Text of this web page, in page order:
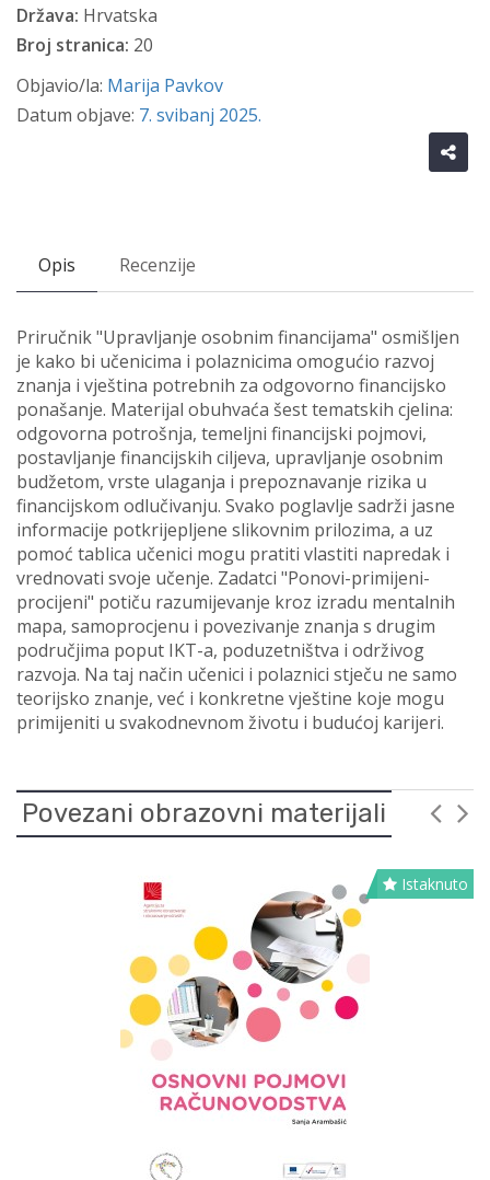
Država: Hrvatska
Broj stranica: 20
Objavio/la: Marija Pavkov
Datum objave: 7. svibanj 2025.
Opis Recenzije
Priručnik "Upravljanje osobnim financijama" osmišljen
je kako bi učenicima i polaznicima omogućio razvoj
znanja i vještina potrebnih za odgovorno financijsko
ponašanje. Materijal obuhvaća šest tematskih cjelina:
odgovorna potrošnja, temeljni financijski pojmovi,
postavljanje financijskih ciljeva, upravljanje osobnim
budžetom, vrste ulaganja i prepoznavanje rizika u
financijskom odlučivanju. Svako poglavlje sadrži jasne
informacije potkrijepljene slikovnim prilozima, a uz
pomoć tablica učenici mogu pratiti vlastiti napredak i
vrednovati svoje učenje. Zadatci "Ponovi-primijeni-
procijeni" potiču razumijevanje kroz izradu mentalnih
mapa, samoprocjenu i povezivanje znanja s drugim
područjima poput IKT-a, poduzetništva i održivog
razvoja. Na taj način učenici i polaznici stječu ne samo
teorijsko znanje, već i konkretne vještine koje mogu
primijeniti u svakodnevnom životu i budućoj karijeri.
Povezani obrazovni materijali
Istaknuto